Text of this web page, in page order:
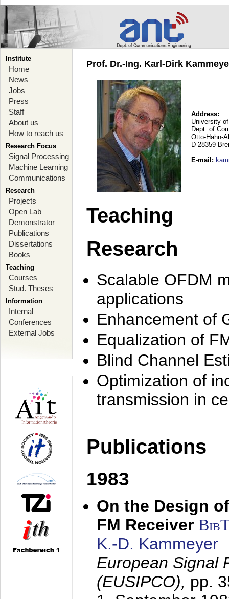
Institute
Home
News
Jobs
Press
Staff
About us
How to reach us
Research Focus
Signal Processing
Machine Learning
Communications
Research
Projects
Open Lab
Demonstrator
Publications
Dissertations
Books
Teaching
Courses
Stud. Theses
Information
Internal
Conferences
External Jobs
Prof. Dr.-Ing. Karl-Dirk
Address:
University
Dept. of
Otto-Hahn-
D-28359
E-mail :
Teaching
Research
Scalable OFDM
applications
Enhancement of
Equalization of
Blind Channel
Optimization of
transmission in
Publications
1983
On the Design
FM Receiver
K.-D. Kammeyer
European Signal
(EUSIPCO), pp.